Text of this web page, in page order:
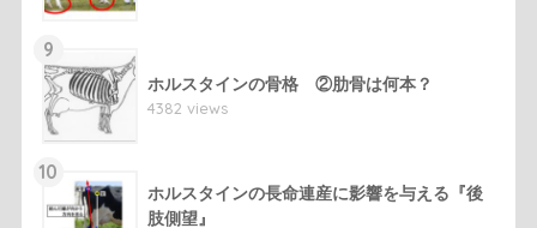
9
ホルスタインの骨格 ②肋骨は何本？
4382 views
10
ホルスタインの長命連産に影響を与える『後
肢側望』